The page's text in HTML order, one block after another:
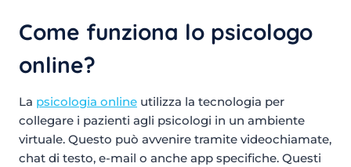
Come funziona lo psicologo
online?
La psicologia online utilizza la tecnologia per
collegare i pazienti agli psicologi in un ambiente
virtuale. Questo può avvenire tramite videochiamate,
chat di testo, e-mail o anche app specifiche. Questi